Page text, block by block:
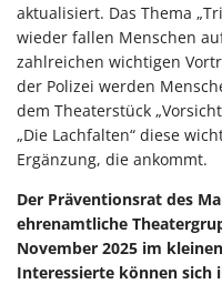
aktualisiert. Das Thema
wieder fallen Menschen
zahlreichen wichtigen
der Polizei werden
dem Theaterstück
„Die Lachfalten“ diese
Ergänzung, die ankommt.
Der Präventionsrat des
ehrenamtliche
November 2025 im
Interessierte können sich